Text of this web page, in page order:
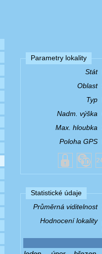
Parametry lokality
Stát
Oblast
Typ
Nadm. výška
Max. hloubka
Poloha GPS
Statistické údaje
Průměrná viditelnost
Hodnocení lokality